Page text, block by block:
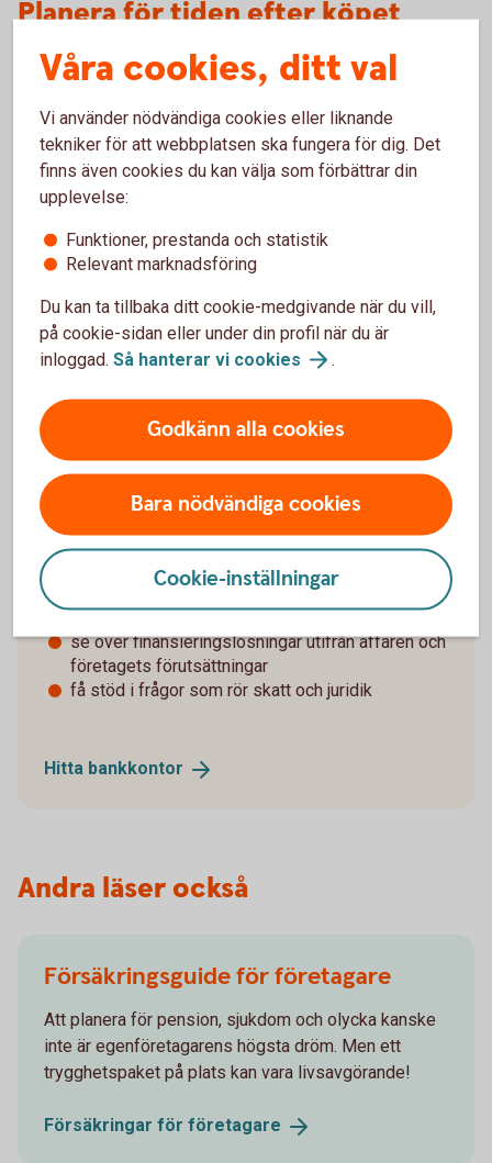
Planera för tiden efter köpet
Affären är inte klar bara för att avtalet är påskrivet. Hur du
tar hand om företaget efter köpet kan vara minst lika viktigt.
Fundera tidigt på hur verksamheterna ska fungera
tillsammans. Vad ska förändras och vad ska fortsätta som
tidigare? Hur påverkas medarbetare, kunder och
leverantörer?
En tydlig plan för den första tiden efter köpet kan göra det
Ta hjälp inför företagsköpet
Ett företagsköp kan väcka frågor om allt från
finansiering till skatt och juridik. Därför kan det vara
bra att ta hjälp av rådgivare och andra specialister
tidigt i processen.
Vi kan hjälpa dig att:
hitta företag till salu
se över finansieringslösningar utifrån affären och
företagets förutsättningar
få stöd i frågor som rör skatt och juridik
Hitta bankkontor
Andra läser också
Försäkringsguide för företagare
Att planera för pension, sjukdom och olycka kanske
inte är egenföretagarens högsta dröm. Men ett
trygghetspaket på plats kan vara livsavgörande!
Försäkringar för företagare
Våra cookies, ditt val
Vi använder nödvändiga cookies eller liknande
tekniker för att webbplatsen ska fungera för dig. Det
finns även cookies du kan välja som förbättrar din
upplevelse:
Funktioner, prestanda och statistik
Relevant marknadsföring
Du kan ta tillbaka ditt cookie-medgivande när du vill,
på cookie-sidan eller under din profil när du är
inloggad. Så hanterar vi cookies .
Godkänn alla cookies
Bara nödvändiga cookies
Cookie-inställningar